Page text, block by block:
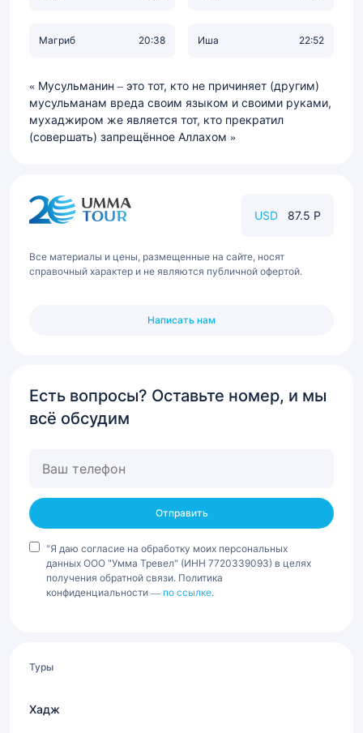
Магриб 20:38 Иша 22:52
Мусульманин – это тот, кто не причиняет (другим)
мусульманам вреда своим языком и своими руками,
мухаджиром же является тот, кто прекратил
(совершать) запрещённое Аллахом
USD 87.5 Р
Все материалы и цены, размещенные на сайте, носят
справочный характер и не являются публичной офертой.
Написать нам
Есть вопросы? Оставьте номер, и мы
всё обсудим
телефон
"Я даю согласие на обработку моих персональных
данных ООО "Умма Тревел" (ИНН 7720339093) в целях
получения обратной связи. Политика
конфиденциальности — по ссылке.
Туры
Хадж